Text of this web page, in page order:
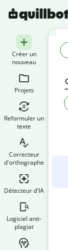
Créer un
nouveau
Projets
Reformuler un
texte
Correcteur
d'orthographe
Détecteur d'IA
Logiciel anti-
plagiat